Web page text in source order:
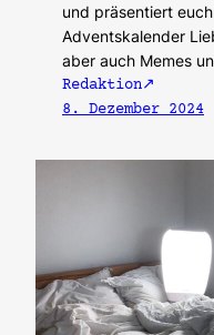
und präsentiert
Adventskalender
aber auch Memes
Redaktion
8. Dezember 2024